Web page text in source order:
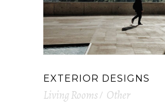
EXTERIOR DESIGNS
Living Rooms Other